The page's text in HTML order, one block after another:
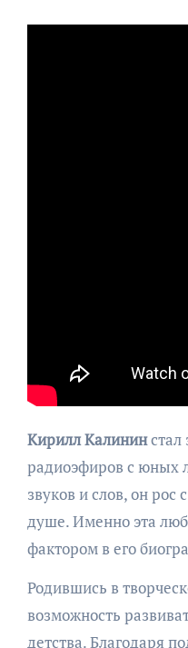
Кирилл Калининстал
радиоэфиров с юных
звуков и слов, он рос
душе. Именно эта
фактором в его
Родившись в
возможность
детства. Благодаря